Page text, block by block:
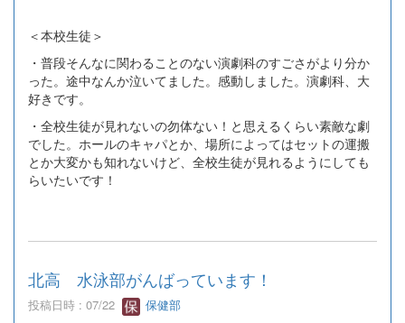
＜本校生徒＞
・普段そんなに関わることのない演劇科のすごさがより分か
った。途中なんか泣いてました。感動しました。演劇科、大
好きです。
・全校生徒が見れないの勿体ない！と思えるくらい素敵な劇
でした。ホールのキャパとか、場所によってはセットの運搬
とか大変かも知れないけど、全校生徒が見れるようにしても
らいたいです！
北高 水泳部がんばっています！
投稿日時 : 07/22 保健部